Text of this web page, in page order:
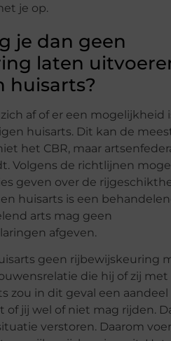
je op.
je dan geen
laten
huisarts?
af of er een mogelijkheid
huisarts. Dit kan de
het CBR, maar
Volgens de richtlijnen
geven over de
huisarts is een
arts mag geen
afgeven.
geen rijbewijskeuring
die hij of zij met
zou in dit geval een aandeel
of jij wel of niet mag rijden.
verstoren. Daarom